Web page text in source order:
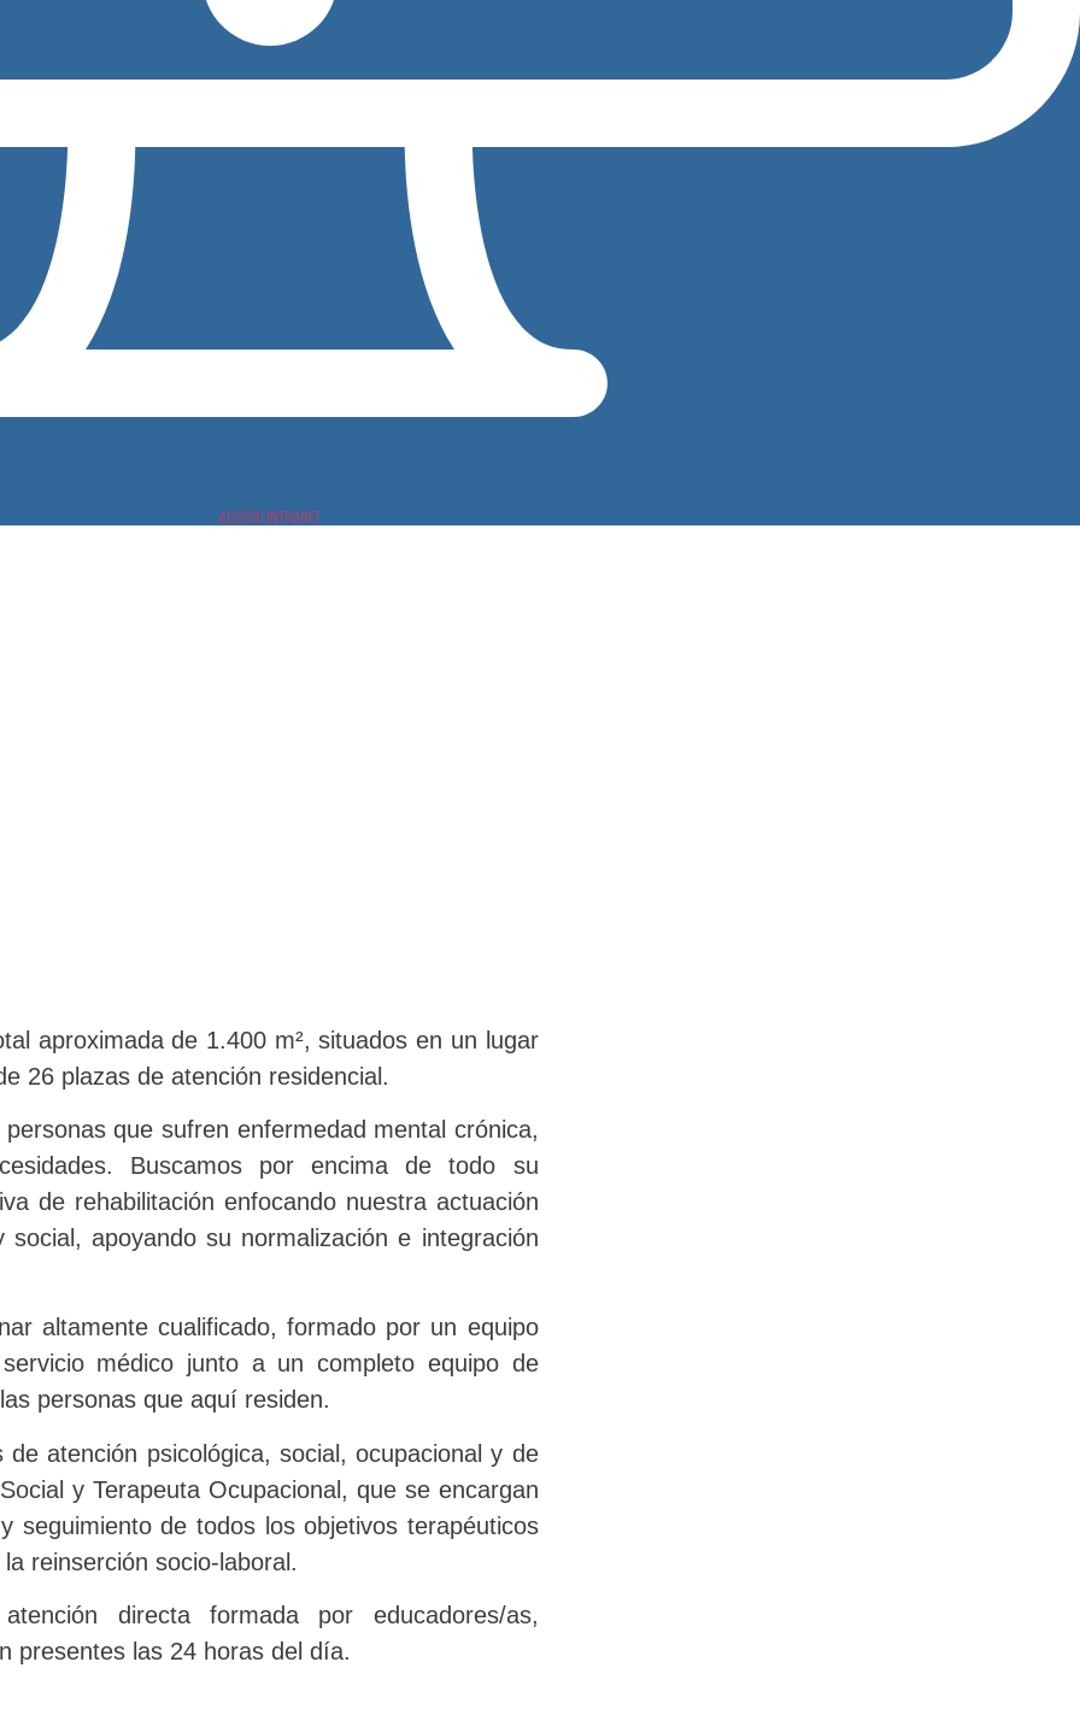
ACCESO INTRANET
aproximada de 1.400 m², situados en un lugar
26 plazas de atención residencial.
que sufren enfermedad mental crónica,
Buscamos por encima de todo su
de rehabilitación enfocando nuestra actuación
apoyando su normalización e integración
altamente cualificado, formado por un equipo
médico junto a un completo equipo de
personas que aquí residen.
atención psicológica, social, ocupacional y de
y Terapeuta Ocupacional, que se encargan
seguimiento de todos los objetivos terapéuticos
reinserción socio-laboral.
directaformada por educadores/as,
presentes las 24 horas del día.